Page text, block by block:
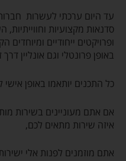
עד היום ערכתי לעשרות
סדנאות מקצועיות
ופרויקטים ייחודיים
באופן פרונטלי וגם אונליין דרך
כל התכנים יותאמו באופן אישי
אם אתם מעוניינים בשירות
איזה שירות מתאים לכם,